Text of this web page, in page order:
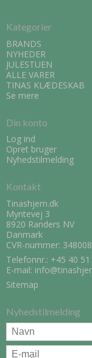
Kategorier
BRANDS
NYHEDER
JULESTUEN
ALLE VARER
TINAS KLÆDESKAB
Se mere
Din konto
Log ind
Opret bruger
Nyhedstilmelding
Kontakt
Tinashjem.dk
Myntevej 3
8920 Randers NV
Danmark
CVR-nummer:
Telefonnr.: +45 40
E-mail:
Sitemap
Nyhedstilmelding